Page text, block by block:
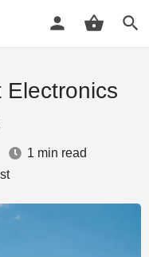
Electronics
1 min read